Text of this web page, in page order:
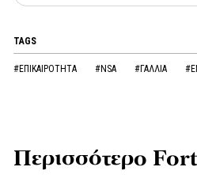
TAGS
#ΕΠΙΚΑΙΡΟΤΗΤΑ #NSA #ΓΑΛΛΙΑ
Περισσότερο